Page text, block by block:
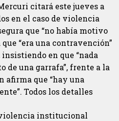
citará este jueves a
en el caso de violencia
que “no había motivo
“era una contravención”
en que “nada
de una garrafa”, frente a la
afirma que “hay una
Todos los detalles
institucional